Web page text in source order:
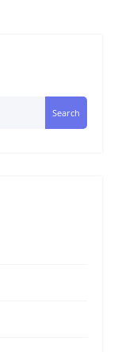
Search